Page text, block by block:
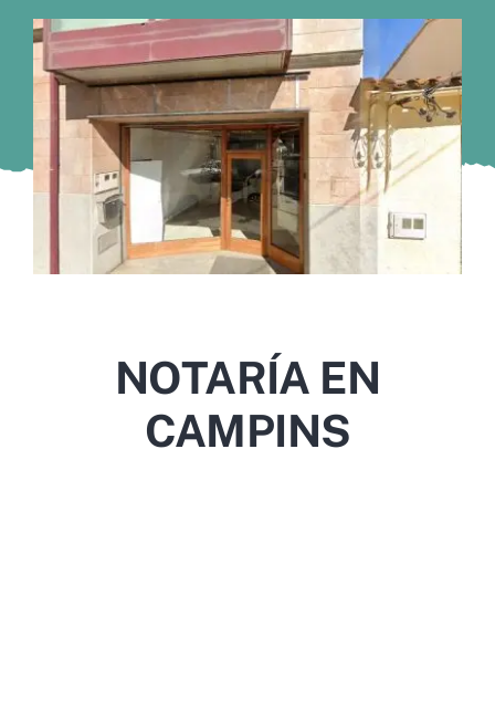
Gijón
Todas las CCAA
NOTARÍA EN
CAMPINS